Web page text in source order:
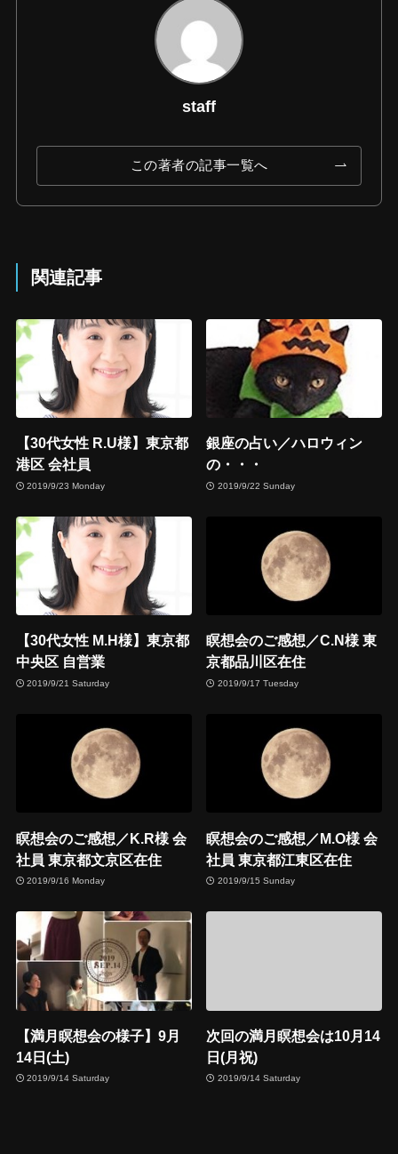
staff
この著者の記事一覧へ
関連記事
【30代女性 R.U様】東京都
港区 会社員
2019/9/23 Monday
銀座の占い／ハロウィン
の・・・
2019/9/22 Sunday
【30代女性 M.H様】東京都
中央区 自営業
2019/9/21 Saturday
瞑想会のご感想／C.N様 東
京都品川区在住
2019/9/17 Tuesday
瞑想会のご感想／K.R様 会
社員 東京都文京区在住
2019/9/16 Monday
瞑想会のご感想／M.O様 会
社員 東京都江東区在住
2019/9/15 Sunday
【満月瞑想会の様子】9月
14日(土)
2019/9/14 Saturday
次回の満月瞑想会は10月14
日(月祝)
2019/9/14 Saturday